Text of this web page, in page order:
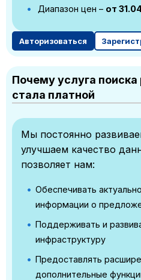
Диапазон цен – от
Авторизоваться
Почему услуга поиска
стала платной
Мы постоянно
улучшаем качество
позволяет нам:
Обеспечивать
информации о
Поддерживать и
инфраструктуру
Предоставлять
дополнительные